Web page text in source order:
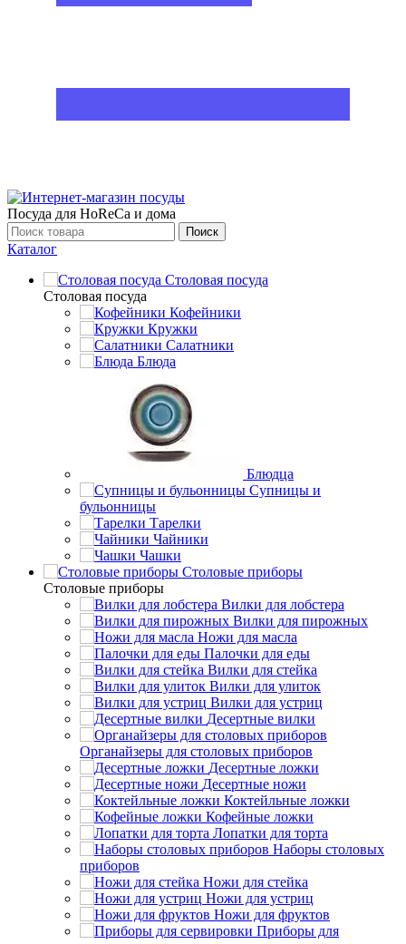
Посуда для HoReCa и дома
Поиск
Каталог
Столовая посуда
Столовая посуда
Кофейники
Кружки
Салатники
Блюда
Блюдца
Супницы и
бульонницы
Тарелки
Чайники
Чашки
Cтоловые приборы
Cтоловые приборы
Вилки для лобстера
Вилки для пирожных
Ножи для масла
Палочки для еды
Вилки для стейка
Вилки для улиток
Вилки для устриц
Десертные вилки
Органайзеры для столовых приборов
Десертные ложки
Десертные ножи
Коктейльные ложки
Кофейные ложки
Лопатки для торта
Наборы столовых
приборов
Ножи для стейка
Ножи для устриц
Ножи для фруктов
Приборы для